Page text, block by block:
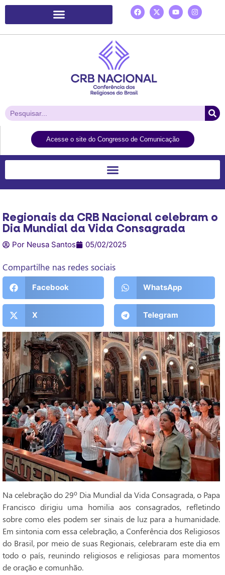
Acesse o site do Congresso de Comunicação
Regionais da CRB Nacional celebram o
Dia Mundial da Vida Consagrada
Por Neusa Santos 05/02/2025
Compartilhe nas redes sociais
Facebook WhatsApp
X Telegram
Na celebração do 29º Dia Mundial da Vida Consagrada, o Papa
Francisco dirigiu uma homilia aos consagrados, refletindo
sobre como eles podem ser sinais de luz para a humanidade.
Em sintonia com essa celebração, a Conferência dos Religiosos
do Brasil, por meio de suas Regionais, celebraram este dia em
todo o país, reunindo religiosos e religiosas para momentos
de oração e comunhão.